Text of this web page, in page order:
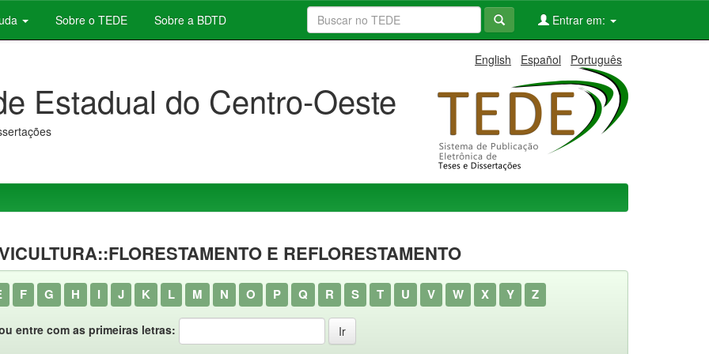
Sobre o TEDE Sobre a BDTD Entrar em:
English Español Português
Estadual do Centro-Oeste
E REFLORESTAMENTO
F G H I J K L M N O P Q R S T U V W X Y Z
entre com as primeiras letras: